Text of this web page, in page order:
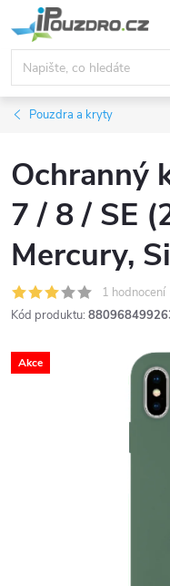
na
obsah
Pouzdra a kryty
Ochranný
7 / 8 / SE
Mercury,
1 hodnocení
Kód produktu:
Akce